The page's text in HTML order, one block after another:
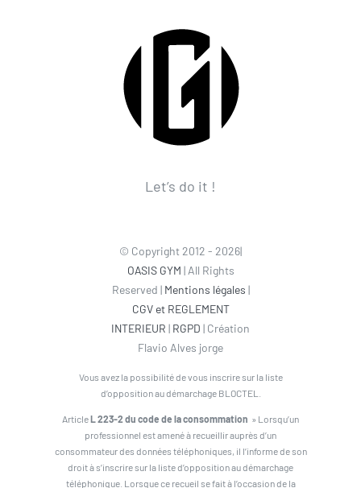
Let’s do it !
© Copyright 2012 - 2026|
OASIS GYM | All Rights
Reserved | Mentions légales |
CGV et REGLEMENT
INTERIEUR | RGPD | Création
Flavio Alves jorge
Vous avez la possibilité de vous inscrire sur la liste
d’opposition au démarchage BLOCTEL.
ArticleL 223-2 du code de la consommation » Lorsqu’un
professionnel est amené à recueillir auprès d’un
consommateur des données téléphoniques, il l’informe de son
droit à s’inscrire sur la liste d’opposition au démarchage
téléphonique. Lorsque ce recueil se fait à l’occasion de la